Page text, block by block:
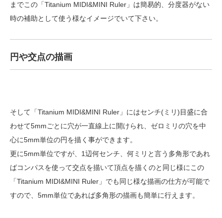
までこの「Titanium MIDI&MINI Ruler」は簡易的、分度器がない
時の補助として使う様なイメージでいて下さい。
円や交点の描画
そして「Titanium MIDI&MINI Ruler」にはセンチ(ミリ)目盛に合
わせて5mmごとに穴が一直線上に開けられ、ゼロミリの穴を中
心に5mm単位の円を描く事ができます。
更に5mm単位ですが、1辺何センチ、何ミリと言う多角形であれ
ばコンパスを使って交点を描いて頂点を描くのと同じ様にこの
「Titanium MIDI&MINI Ruler」でも同じ様な描画の仕方が可能で
すので、5mm単位であれば多角形の描画も簡単に行えます。